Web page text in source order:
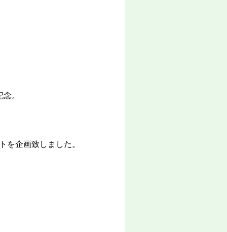
。
を企画致しました。